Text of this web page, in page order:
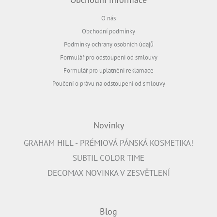
O nás
Obchodní podmínky
Podmínky ochrany osobních údajů
Formulář pro odstoupení od smlouvy
Formulář pro uplatnění reklamace
Poučení o právu na odstoupení od smlouvy
Novinky
GRAHAM HILL - PRÉMIOVÁ PÁNSKÁ KOSMETIKA!
SUBTIL COLOR TIME
DECOMAX NOVINKA V ZESVĚTLENÍ
Blog